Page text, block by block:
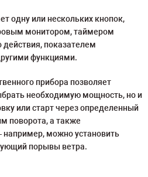
одну или нескольких кнопок,
монитором, таймером
показателем
функциями.
прибора позволяет
необходимую мощность, но и
или старт через определенный
поворота, а также
можно установить
порывы ветра.